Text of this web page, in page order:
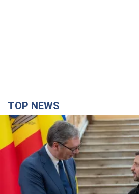
TOP NEWS